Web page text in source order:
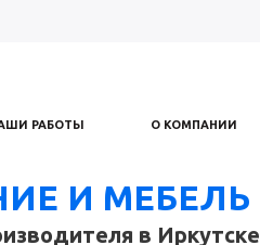
РАБОТЫ О КОМПАНИИ
И МЕБЕЛЬ
в Иркутске